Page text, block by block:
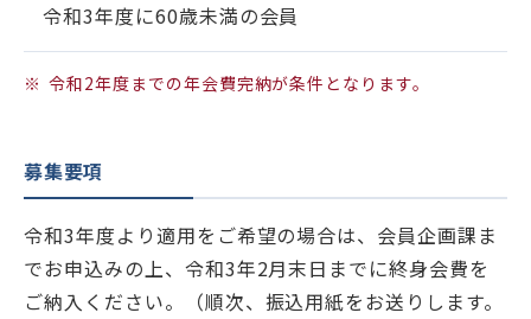
令和3年度に60歳未満の会員
令和2年度までの年会費完納が条件となります。
募集要項
令和3年度より適用をご希望の場合は、会員企画課ま
でお申込みの上、令和3年2月末日までに終身会費を
ご納入ください。（順次、振込用紙をお送りします。